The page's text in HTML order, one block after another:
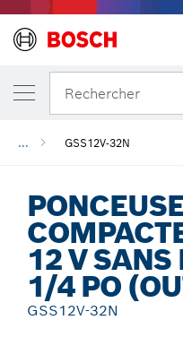
Rechercher
... GSS12V-32N
12 V
1/4 PO
GSS12V-32N